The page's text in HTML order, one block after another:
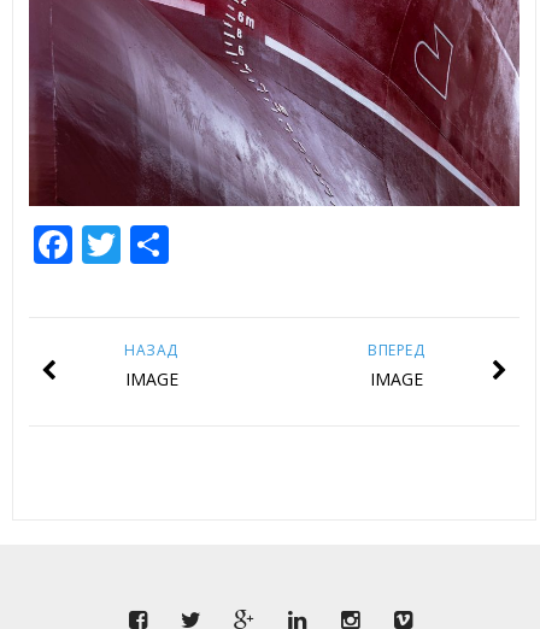
Facebook
Twitter
Отправить
ВПЕРЕД
IMAGE
НАЗАД
IMAGE